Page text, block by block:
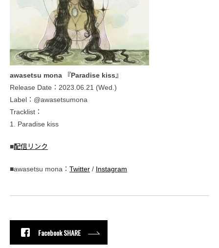
awasetsu mona 『Paradise kiss』
Release Date：2023.06.21 (Wed.)
Label：@awasetsumona
Tracklist：
1. Paradise kiss
■配信リンク
■awasetsu mona： Twitter / Instagram
Facebook SHARE